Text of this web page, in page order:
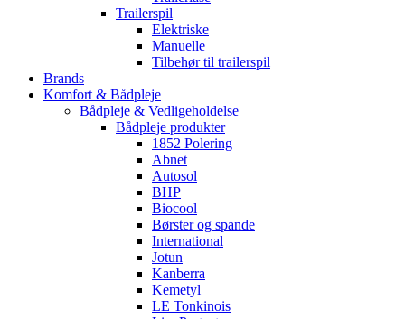
Trailerspil
Elektriske
Manuelle
Tilbehør til trailerspil
Brands
Komfort & Bådpleje
Bådpleje & Vedligeholdelse
Bådpleje produkter
1852 Polering
Abnet
Autosol
BHP
Biocool
Børster og spande
International
Jotun
Kanberra
Kemetyl
LE Tonkinois